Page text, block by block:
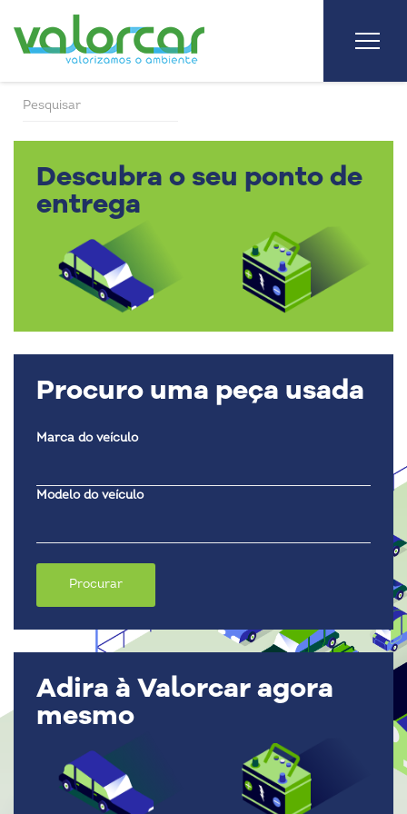
Descubra o seu ponto de
entrega
Procuro uma peça usada
Marca do veículo
Modelo do veículo
Adira à Valorcar agora
mesmo